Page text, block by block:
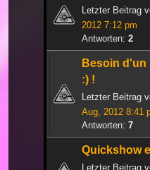
Letzter Beitrag
2012 7:12 pm
Antworten: 2
Besoin d'un
:) !
Letzter Beitrag
Aug, 2012 8:41
Antworten: 7
Quickshow
Letzter Beitrag